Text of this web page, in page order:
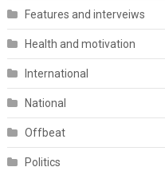
Features and interveiws
Health and motivation
International
National
Offbeat
Politics